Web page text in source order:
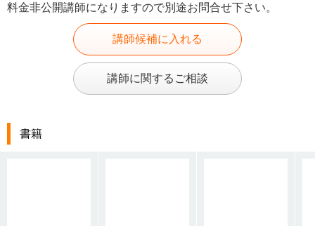
料金非公開講師になりますので別途お問合せ下さい。
講師候補に入れる
講師に関するご相談
書籍